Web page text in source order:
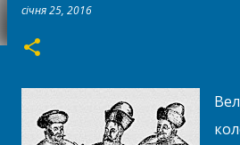
січня 25, 2016